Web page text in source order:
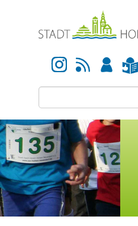
Instagram Newsfeed Anmelden Leichte Sprache